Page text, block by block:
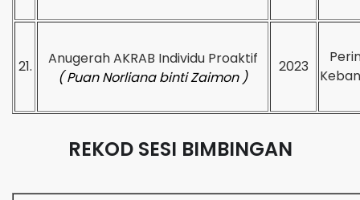
21.
Anugerah AKRAB Individu Proaktif
( Puan Norliana binti Zaimon )
2023
REKOD SESI BIMBINGAN